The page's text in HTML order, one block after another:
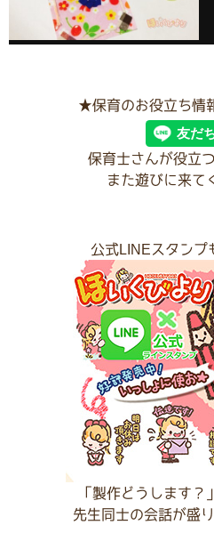
★保育のお役立ち情
保育士さんが役立
また遊びに来て
公式LINEスタンプ
「製作どうします
先生同士の会話が盛